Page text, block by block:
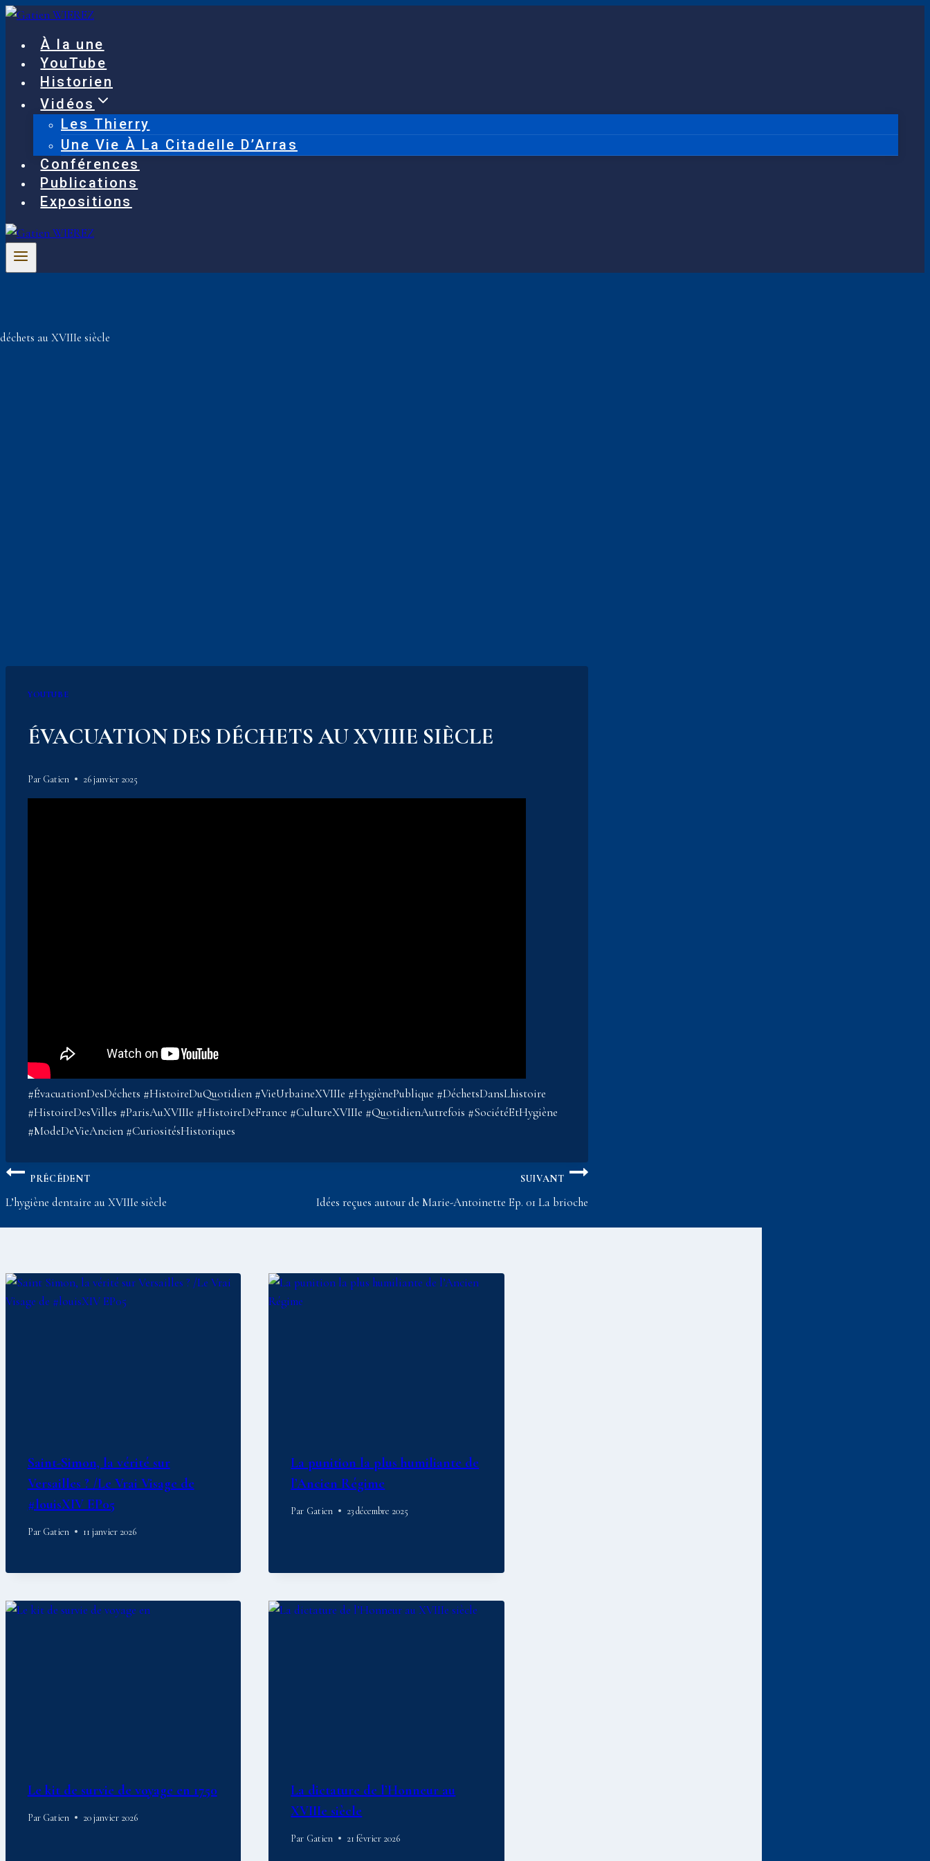
Aller
contenuÀ la une
YouTube
Historien
Vidéos
Les Thierry
Une Vie À La Citadelle D’Arras
Conférences
Publications
Expositions
YOUTUBE
ÉVACUATION DES DÉCHETS AU XVIIIE SIÈCLE
Par Gatien 26 janvier 2025
#ÉvacuationDesDéchets #HistoireDuQuotidien #VieUrbaineXVIIIe #HygiènePublique #DéchetsDansLhistoire
#HistoireDesVilles #ParisAuXVIIIe #HistoireDeFrance #CultureXVIIIe #QuotidienAutrefois #SociétéEtHygiène
#ModeDeVieAncien #CuriositésHistoriques
Navigation
de
l’article
PRÉCÉDENT
L’hygiène dentaire au XVIIIe siècle
SUIVANT
Idées reçues autour de Marie-Antoinette Ep. 01 La brioche
Saint-Simon, la vérité sur
Versailles ? /Le Vrai Visage de
#louisXIV EP05
Par Gatien 11 janvier 2026
La punition la plus humiliante de
l’Ancien Régime
Par Gatien 23 décembre 2025
Le kit de survie de voyage en 1750
Par Gatien 20 janvier 2026
La dictature de l’Honneur au
XVIIIe siècle
Par Gatien 21 février 2026